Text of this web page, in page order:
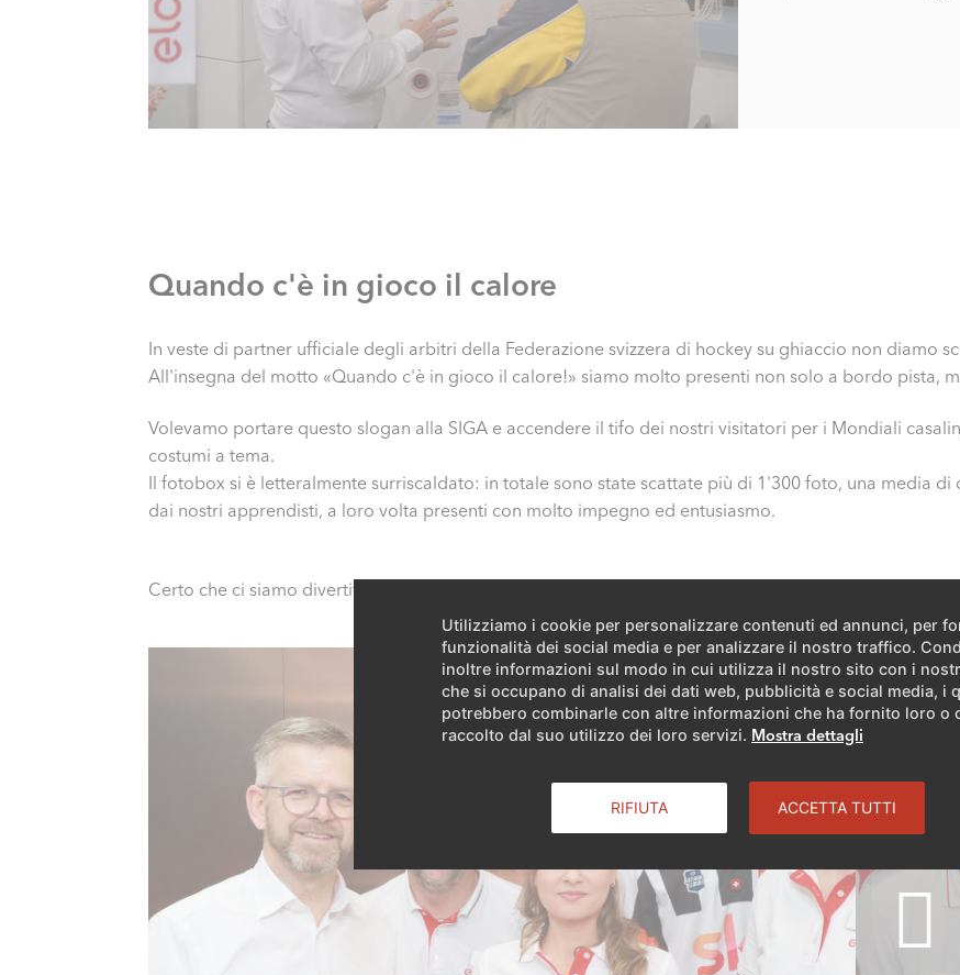
Utilizziamo i cookie per personalizzare contenuti ed annunci, per
funzionalità dei social media e per analizzare il nostro traffico.
inoltre informazioni sul modo in cui utilizza il nostro sito con i
che si occupano di analisi dei dati web, pubblicità e social media, i
potrebbero combinarle con altre informazioni che ha fornito loro o
raccolto dal suo utilizzo dei loro servizi. Mostra dettagli
RIFIUTA ACCETTA TUTTI
Quando c'è in gioco il calore
In veste di partner ufficiale degli arbitri della Federazione svizzera di hockey su ghiaccio non diamo
All'insegna del motto «Quando c'è in gioco il calore!» siamo molto presenti non solo a bordo pista,
Volevamo portare questo slogan alla SIGA e accendere il tifo dei nostri visitatori per i Mondiali
costumi a tema.
Il fotobox si è letteralmente surriscaldato: in totale sono state scattate più di 1'300 foto, una media
dai nostri apprendisti, a loro volta presenti con molto impegno ed entusiasmo.
Certo che ci siamo divertiti un sacco!